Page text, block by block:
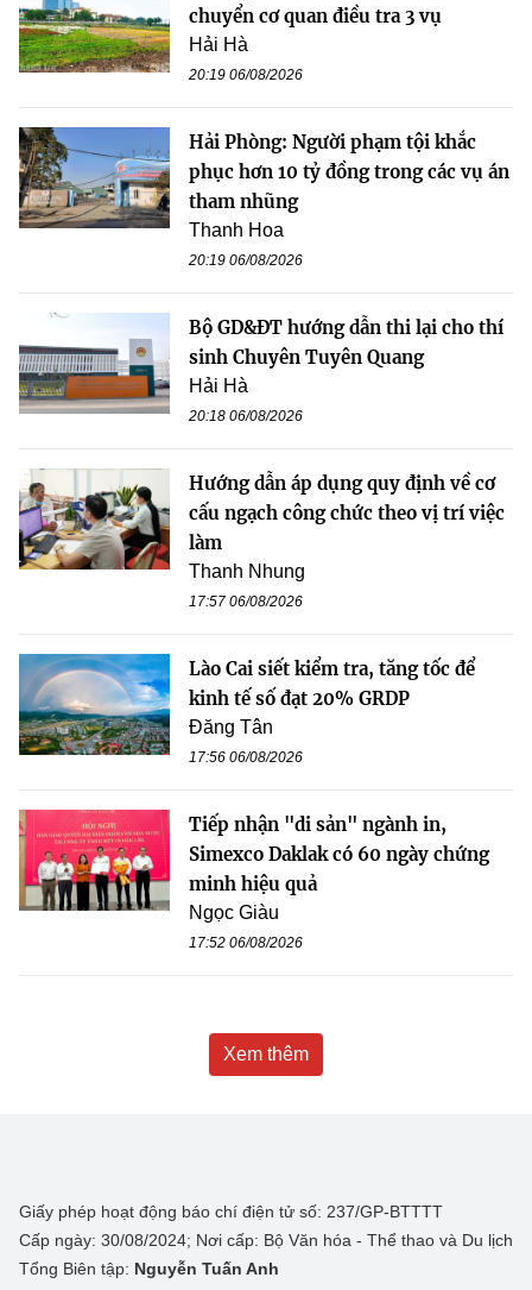
chuyển cơ quan điều tra 3 vụ
Hải Hà
20:19 06/08/2026
Hải Phòng: Người phạm tội khắc
phục hơn 10 tỷ đồng trong các vụ án
tham nhũng
Thanh Hoa
20:19 06/08/2026
Bộ GD&ĐT hướng dẫn thi lại cho thí
sinh Chuyên Tuyên Quang
Hải Hà
20:18 06/08/2026
Hướng dẫn áp dụng quy định về cơ
cấu ngạch công chức theo vị trí việc
làm
Thanh Nhung
17:57 06/08/2026
Lào Cai siết kiểm tra, tăng tốc để
kinh tế số đạt 20% GRDP
Đăng Tân
17:56 06/08/2026
Tiếp nhận "di sản" ngành in,
Simexco Daklak có 60 ngày chứng
minh hiệu quả
Ngọc Giàu
17:52 06/08/2026
Xem thêm
Giấy phép hoạt động báo chí điện tử số: 237/GP-BTTTT
Cấp ngày: 30/08/2024; Nơi cấp: Bộ Văn hóa - Thể thao và Du lịch
Tổng Biên tập: Nguyễn Tuấn Anh